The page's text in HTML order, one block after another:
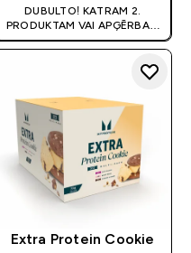
DUBULTO! KATRAM 2.
PRODUKTAM VAI APĢĒRBAM
80% OFF! | KUPONS:
Extra Protein Cookie